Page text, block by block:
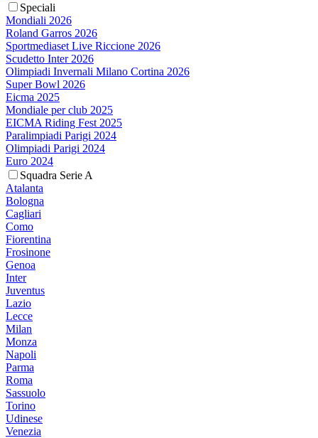
Speciali
Mondiali 2026
Roland Garros 2026
Sportmediaset Live Riccione 2026
Scudetto Inter 2026
Olimpiadi Invernali Milano Cortina 2026
Super Bowl 2026
Eicma 2025
Mondiale per club 2025
EICMA Riding Fest 2025
Paralimpiadi Parigi 2024
Olimpiadi Parigi 2024
Euro 2024
Squadra Serie A
Atalanta
Bologna
Cagliari
Como
Fiorentina
Frosinone
Genoa
Inter
Juventus
Lazio
Lecce
Milan
Monza
Napoli
Parma
Roma
Sassuolo
Torino
Udinese
Venezia